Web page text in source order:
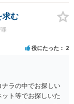
求を進めることで
姻破綻に至っていな
れません。 ②夫との
のがよいと思いま
ことも含む）でき
提であり，その価
書士に委任をして
ですが，その行政
にするか，その点
求む
役にたった 2
ラの中でお探しい
ト等でお探しいた